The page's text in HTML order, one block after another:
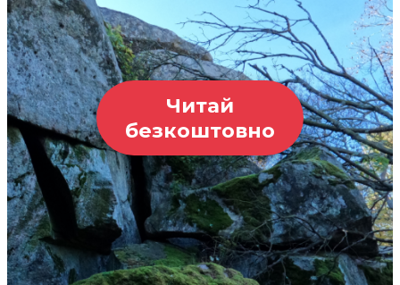
Читай
безкоштовно